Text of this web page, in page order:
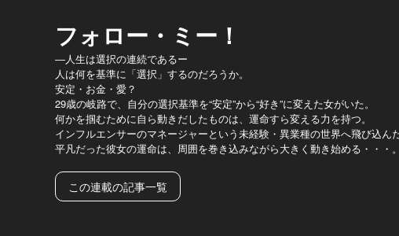
フォロー・ミー！
―人生は選択の連続であるー
人は何を基準に「選択」するのだろうか。
安定・お金・愛？
29歳の岐路で、自分の選択基準を“安定”から“好き”に変えた女がいた。
何かを掴むために自ら動きだしたものは、運命すら変える力を持つ。
インフルエンサーのマネージャーという未経験・異業種の世界へ飛び込ん
平凡だった彼女の運命は、周囲を巻き込みながら大きく動き始める・・・。
この連載の記事一覧